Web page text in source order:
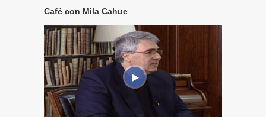
Café con Mila Cahue